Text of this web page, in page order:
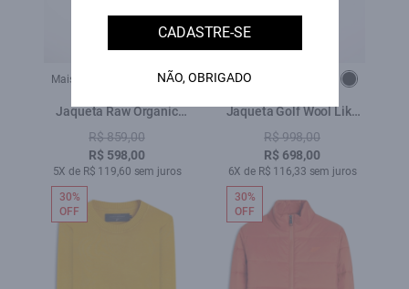
Mais cores:
Jaqueta Raw Organic
Oversized Cropped
Lemon
R$ 859,00
R$ 598,00
5X de R$ 119,60 sem juros
Mais cores:
Jaqueta Golf Wool Like
Contrast Preto
R$ 998,00
R$ 698,00
6X de R$ 116,33 sem juros
30%
OFF
30%
OFF
CADASTRE-SE
NÃO, OBRIGADO